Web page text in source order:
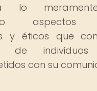
lo
aspectos
y éticos que
de
con su